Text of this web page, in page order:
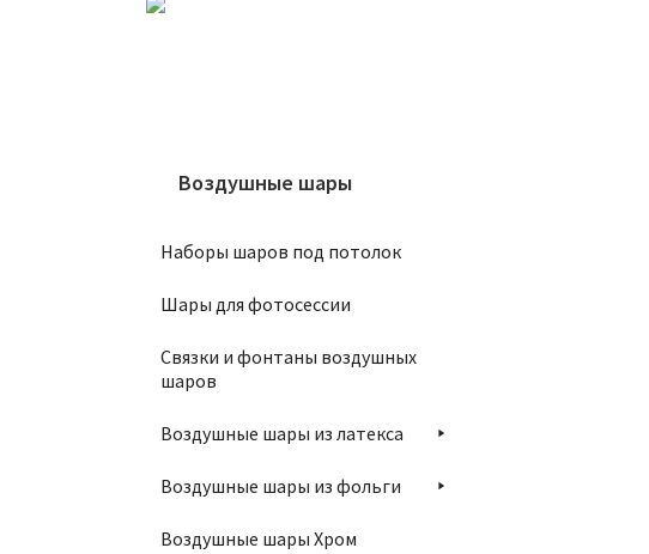
Воздушные шары
Наборы шаров под потолок
Шары для фотосессии
Связки и фонтаны воздушных
шаров
Воздушные шары из латекса
Воздушные шары из фольги
Воздушные шары Хром